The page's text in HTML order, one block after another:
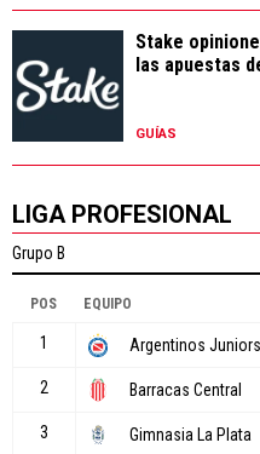
Stake
las apuestas
GUÍAS
LIGA PROFESIONAL